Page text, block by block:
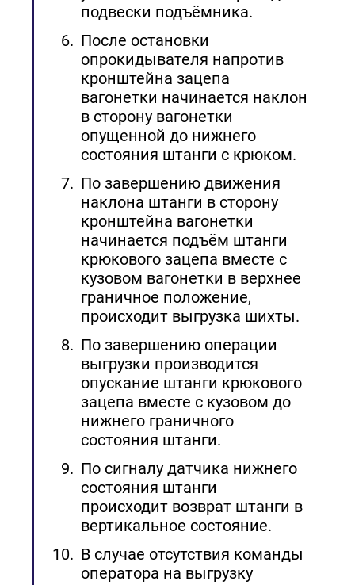
подвески подъёмника.
После остановки
опрокидывателя напротив
кронштейна зацепа
вагонетки начинается наклон
в сторону вагонетки
опущенной до нижнего
состояния штанги с крюком.
По завершению движения
наклона штанги в сторону
кронштейна вагонетки
начинается подъём штанги
крюкового зацепа вместе с
кузовом вагонетки в верхнее
граничное положение,
происходит выгрузка шихты.
По завершению операции
выгрузки производится
опускание штанги крюкового
зацепа вместе с кузовом до
нижнего граничного
состояния штанги.
По сигналу датчика нижнего
состояния штанги
происходит возврат штанги в
вертикальное состояние.
В случае отсутствия команды
оператора на выгрузку